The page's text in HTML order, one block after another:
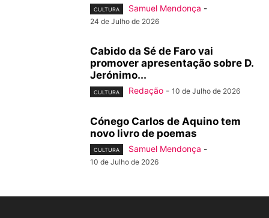
CULTURA Samuel Mendonça -
24 de Julho de 2026
Cabido da Sé de Faro vai
promover apresentação sobre D.
Jerónimo...
CULTURA Redação - 10 de Julho de 2026
Cónego Carlos de Aquino tem
novo livro de poemas
CULTURA Samuel Mendonça -
10 de Julho de 2026